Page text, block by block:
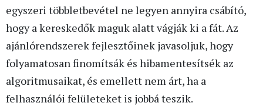
egyszeri többletbevétel ne legyen annyira csábító,
hogy a kereskedők maguk alatt vágják ki a fát. Az
ajánlórendszerek fejlesztőinek javasoljuk, hogy
folyamatosan finomítsák és hibamentesítsék az
algoritmusaikat, és emellett nem árt, ha a
felhasználói felületeket is jobbá teszik.